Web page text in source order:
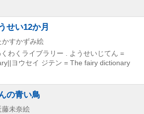
せい12か月
すかずみ絵
わくライブラリー . ようせいじてん =
ヨウセイ ジテン = The fairy dictionary
の青い鳥
藤未奈絵